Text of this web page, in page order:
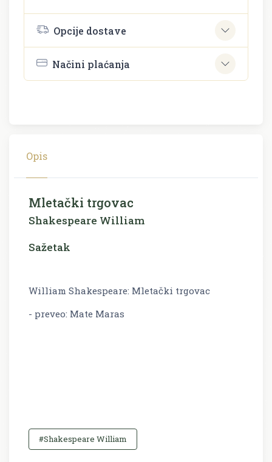
Opcije dostave
Načini plaćanja
Opis
Mletački trgovac
Shakespeare William
Sažetak
William Shakespeare: Mletački trgovac
- preveo: Mate Maras
#Shakespeare William